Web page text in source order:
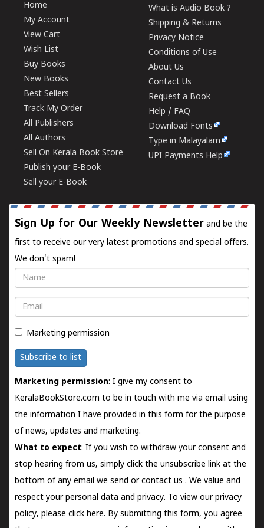
Home
My Account
View Cart
Wish List
Buy Books
New Books
Best Sellers
Track My Order
All Publishers
All Authors
Sell On Kerala Book Store
Publish your E-Book
Sell your E-Book
What is Audio Book ?
Shipping & Returns
Privacy Notice
Conditions of Use
About Us
Contact Us
Request a Book
Help / FAQ
Download Fonts
Type in Malayalam
UPI Payments Help
Sign Up for Our Weekly Newsletter and be the
first to receive our very latest promotions and special offers.
We don't spam!
Name
Email
Marketing permission
Subscribe to list
Marketing permission: I give my consent to
KeralaBookStore.com to be in touch with me via email using
the information I have provided in this form for the purpose
of news, updates and marketing.
What to expect: If you wish to withdraw your consent and
stop hearing from us, simply click the unsubscribe link at the
bottom of any email we send orcontact us . We value and
respect your personal data and privacy. To view our privacy
policy, please click here. By submitting this form, you agree